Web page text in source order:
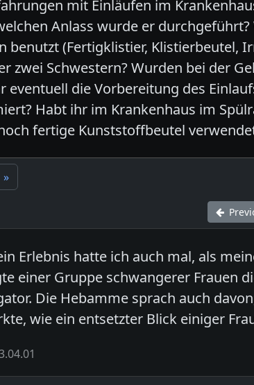
mit Einläufen im
Anlass wurde er
benutzt (Fertigklistier, Klistierbeutel,
zwei Schwestern? Wurden bei der
eventuell die Vorbereitung des
Habt ihr im Krankenhaus im
fertige Kunststoffbeutel
»
Erlebnis hatte ich auch mal, als
einer Gruppe schwangerer Frauen
Die Hebamme sprach auch
wie ein entsetzter Blick einiger